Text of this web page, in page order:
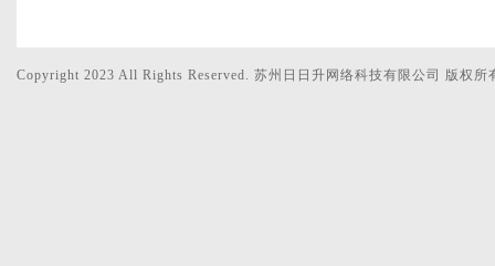
Copyright 2023 All Rights Reserved. 苏州日日升网络科技有限公司 版权所